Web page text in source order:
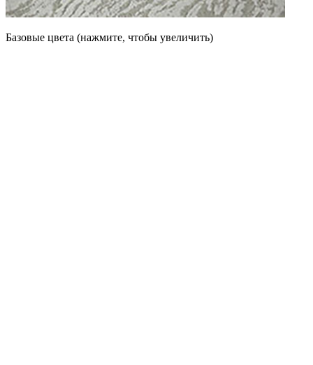
Базовые цвета (нажмите, чтобы увеличить)